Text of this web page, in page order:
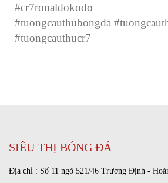
#cr7ronaldokodo
#tuongcauthubongda
#tuongcauthucr7
SIÊU THỊ BÓNG ĐÁ
Địa chỉ : Số 11 ngõ 521/46 Trương Định -